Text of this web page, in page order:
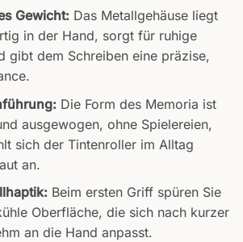
Gewicht:Das Metallgehäuse liegt
in der Hand, sorgt für ruhige
gibt dem Schreiben eine präzise,
Die Form des Memoria ist
ausgewogen, ohne Spielereien,
sich der Tintenroller im Alltag
an.
Beim ersten Griff spüren Sie
Oberfläche, die sich nach kurzer
an die Hand anpasst.